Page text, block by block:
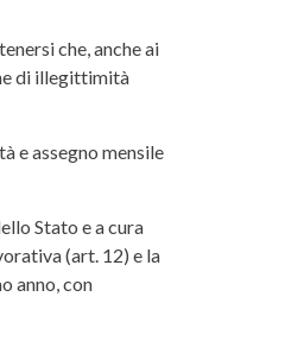
che, anche ai
di illegittimità
e assegno mensile
Stato e a cura
(art. 12) e la
anno, con